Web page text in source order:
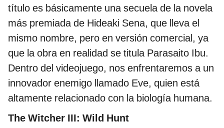
título es básicamente una secuela de la novela
más premiada de Hideaki Sena, que lleva el
mismo nombre, pero en versión comercial, ya
que la obra en realidad se titula Parasaito Ibu.
Dentro del videojuego, nos enfrentaremos a un
innovador enemigo llamado Eve, quien está
altamente relacionado con la biología humana.
The Witcher III: Wild Hunt